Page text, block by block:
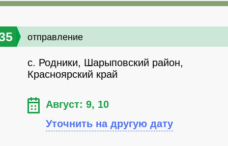
отправление
с. Родники, Шарыповский район,
Красноярский край
Август: 9, 10
Уточнить на другую дату